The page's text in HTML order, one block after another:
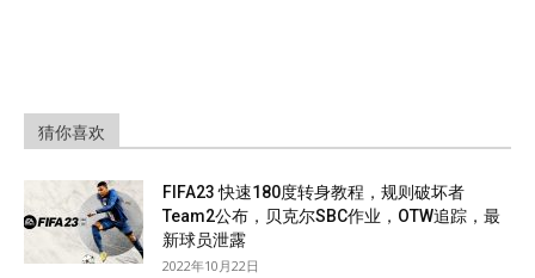
猜你喜欢
FIFA23 快速180度转身教程，规则破坏者
Team2公布，贝克尔SBC作业，OTW追踪，最
新球员泄露
2022年10月22日